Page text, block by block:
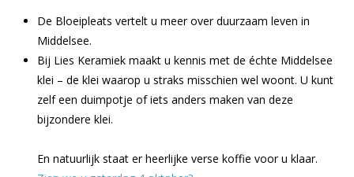
De Bloeipleats vertelt u meer over duurzaam leven in
Middelsee.
Bij Lies Keramiek maakt u kennis met de échte Middelsee
klei – de klei waarop u straks misschien wel woont. U kunt
zelf een duimpotje of iets anders maken van deze
bijzondere klei.
En natuurlijk staat er heerlijke verse koffie voor u klaar.